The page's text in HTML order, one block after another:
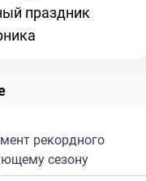
праздник
рекордного
сезону